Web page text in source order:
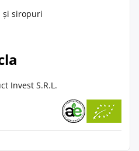
și siropuri
Invest S.R.L.